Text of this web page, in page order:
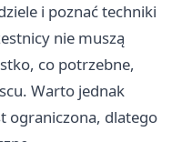
i poznać techniki
nie muszą
co potrzebne,
Warto jednak
ograniczona, dlatego